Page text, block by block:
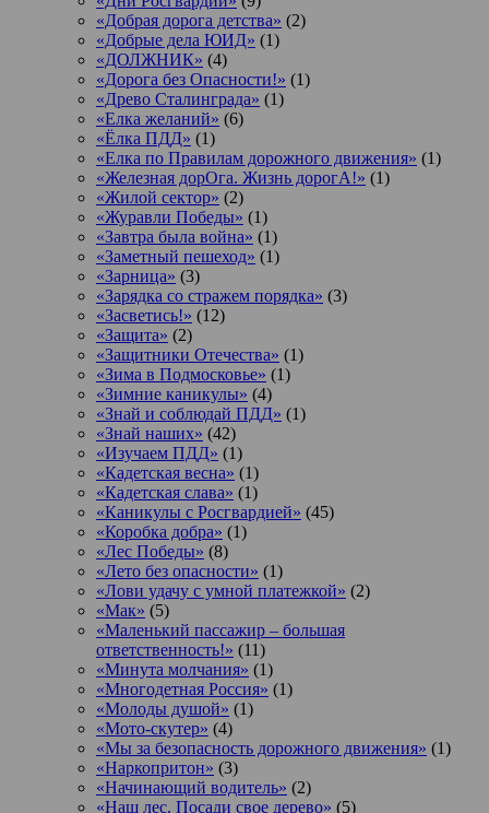
«Добрая дорога детства» (2)
«Добрые дела ЮИД» (1)
«ДОЛЖНИК» (4)
«Дорога без Опасности!» (1)
«Древо Сталинграда» (1)
«Елка желаний» (6)
«Ёлка ПДД» (1)
«Елка по Правилам дорожного движения» (1)
«Железная дорОга. Жизнь дорогА!» (1)
«Жилой сектор» (2)
«Журавли Победы» (1)
«Завтра была война» (1)
«Заметный пешеход» (1)
«Зарница» (3)
«Зарядка со стражем порядка» (3)
«Засветись!» (12)
«Защита» (2)
«Защитники Отечества» (1)
«Зима в Подмосковье» (1)
«Зимние каникулы» (4)
«Знай и соблюдай ПДД» (1)
«Знай наших» (42)
«Изучаем ПДД» (1)
«Кадетская весна» (1)
«Кадетская слава» (1)
«Каникулы с Росгвардией» (45)
«Коробка добра» (1)
«Лес Победы» (8)
«Лето без опасности» (1)
«Лови удачу с умной платежкой» (2)
«Мак» (5)
«Маленький пассажир – большая
ответственность!» (11)
«Минута молчания» (1)
«Многодетная Россия» (1)
«Молоды душой» (1)
«Мото-скутер» (4)
«Мы за безопасность дорожного движения» (1)
«Наркопритон» (3)
«Начинающий водитель» (2)
«Наш лес. Посади свое дерево» (5)